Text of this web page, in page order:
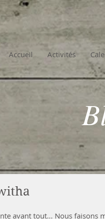
Accueil Activités
avant tout... Nous faisons